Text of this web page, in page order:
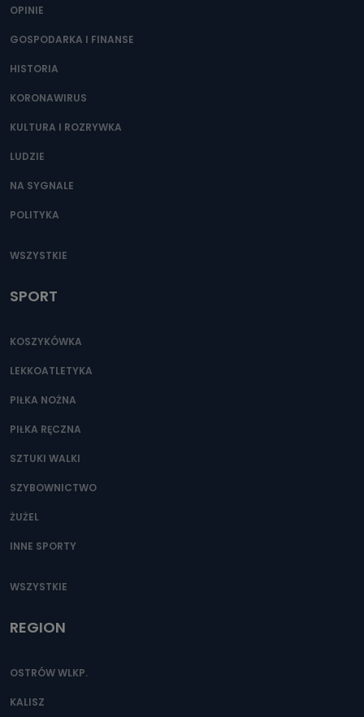
OPINIE
GOSPODARKA I FINANSE
HISTORIA
KORONAWIRUS
KULTURA I ROZRYWKA
LUDZIE
NA SYGNALE
POLITYKA
WSZYSTKIE
SPORT
KOSZYKÓWKA
LEKKOATLETYKA
PIŁKA NOŻNA
PIŁKA RĘCZNA
SZTUKI WALKI
SZYBOWNICTWO
ŻUŻEL
INNE SPORTY
WSZYSTKIE
REGION
OSTRÓW WLKP.
KALISZ